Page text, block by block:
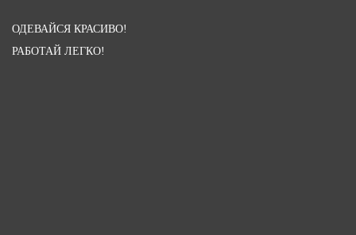
ОДЕВАЙСЯ КРАСИВО!
РАБОТАЙ ЛЕГКО!